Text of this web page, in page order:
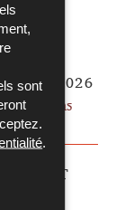
sont
.
2026
das
JUILLET